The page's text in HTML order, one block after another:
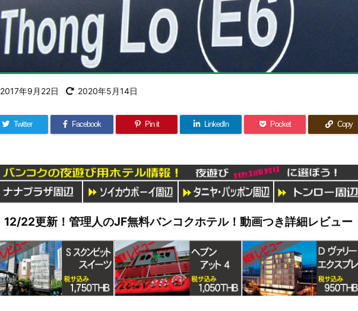
2017年9月22日 2020年5月14日
Twitter Facebook Pin it LinkedIn Pocket Copy
12/22更新！管理人のJF無料バンコクホテル！動画つき詳細レビュー